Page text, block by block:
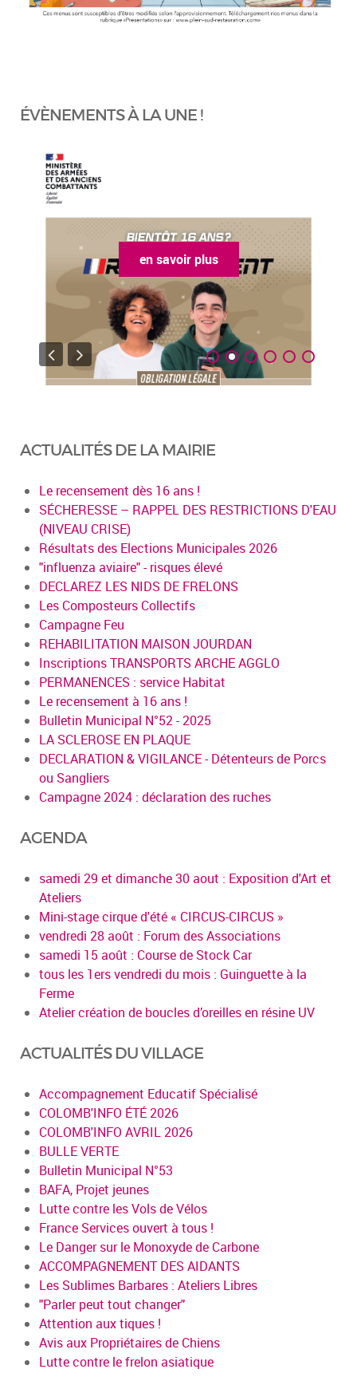
ÉVÈNEMENTS À LA UNE !
en savoir plus
ACTUALITÉS DE LA MAIRIE
Le recensement dès 16 ans !
SÉCHERESSE – RAPPEL DES RESTRICTIONS D'EAU
(NIVEAU CRISE)
Résultats des Elections Municipales 2026
"influenza aviaire" - risques élevé
DECLAREZ LES NIDS DE FRELONS
Les Composteurs Collectifs
Campagne Feu
REHABILITATION MAISON JOURDAN
Inscriptions TRANSPORTS ARCHE AGGLO
PERMANENCES : service Habitat
Le recensement à 16 ans !
Bulletin Municipal N°52 - 2025
LA SCLEROSE EN PLAQUE
DECLARATION & VIGILANCE - Détenteurs de Porcs
ou Sangliers
Campagne 2024 : déclaration des ruches
AGENDA
samedi 29 et dimanche 30 aout : Exposition d'Art et
Ateliers
Mini-stage cirque d'été « CIRCUS-CIRCUS »
vendredi 28 août : Forum des Associations
samedi 15 août : Course de Stock Car
tous les 1ers vendredi du mois : Guinguette à la
Ferme
Atelier création de boucles d’oreilles en résine UV
ACTUALITÉS DU VILLAGE
Accompagnement Educatif Spécialisé
COLOMB'INFO ÉTÉ 2026
COLOMB'INFO AVRIL 2026
BULLE VERTE
Bulletin Municipal N°53
BAFA, Projet jeunes
Lutte contre les Vols de Vélos
France Services ouvert à tous !
Le Danger sur le Monoxyde de Carbone
ACCOMPAGNEMENT DES AIDANTS
Les Sublimes Barbares : Ateliers Libres
"Parler peut tout changer"
Attention aux tiques !
Avis aux Propriétaires de Chiens
Lutte contre le frelon asiatique